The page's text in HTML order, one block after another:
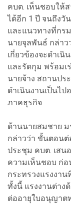
คบต. เห็นชอบให้
ได้อีก 1 ปี จนถึงวั
และแนวทางที่กร
นายจุลพันธ์ กล่าว
เกี่ยวข้องจะดำเ
และรัดกุม พร้อมเ
นายจ้าง สถานปร
ดำเนินงานเป็นไ
ภาคธุรกิจ
ด้านนายสมชาย
กล่าวว่า ขั้นตอนต่
ประชุม คบต. เส
ความเห็นชอบ ก่
กระทรวงแรงงาน
ทั้งนี้ แรงงานต่าง
ต่ออายุใบอนุญาต